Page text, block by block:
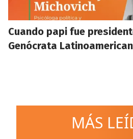
Cuando papi fue
Genócrata
MÁS